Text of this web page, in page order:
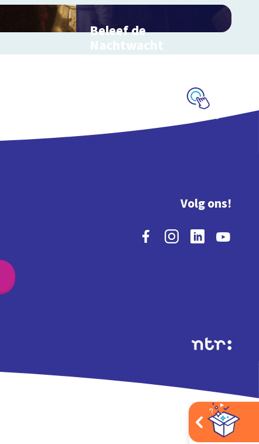
Beleef de
Nachtwacht
Interactieve schoolplaat over
Schoolplaat
Volg ons!
Extra's